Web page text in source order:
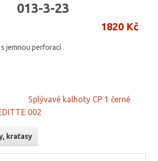
013-3-23
1820 Kč
jemnou perforací
Splývavé kalhoty CP 1 černé
002
kraťasy